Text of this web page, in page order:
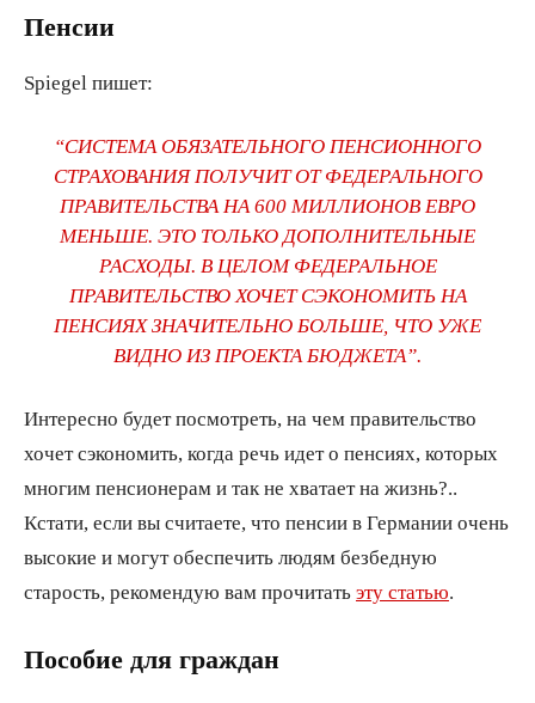
Пенсии
Spiegel пишет:
“СИСТЕМА ОБЯЗАТЕЛЬНОГО ПЕНСИОННОГО
СТРАХОВАНИЯ ПОЛУЧИТ ОТ ФЕДЕРАЛЬНОГО
ПРАВИТЕЛЬСТВА НА 600 МИЛЛИОНОВ ЕВРО
МЕНЬШЕ. ЭТО ТОЛЬКО ДОПОЛНИТЕЛЬНЫЕ
РАСХОДЫ. В ЦЕЛОМ ФЕДЕРАЛЬНОЕ
ПРАВИТЕЛЬСТВО ХОЧЕТ СЭКОНОМИТЬ НА
ПЕНСИЯХ ЗНАЧИТЕЛЬНО БОЛЬШЕ, ЧТО УЖЕ
ВИДНО ИЗ ПРОЕКТА БЮДЖЕТА”.
Интересно будет посмотреть, на чем правительство
хочет сэкономить, когда речь идет о пенсиях, которых
многим пенсионерам и так не хватает на жизнь?..
Кстати, если вы считаете, что пенсии в Германии очень
высокие и могут обеспечить людям безбедную
старость, рекомендую вам прочитать эту статью
Пособие для граждан